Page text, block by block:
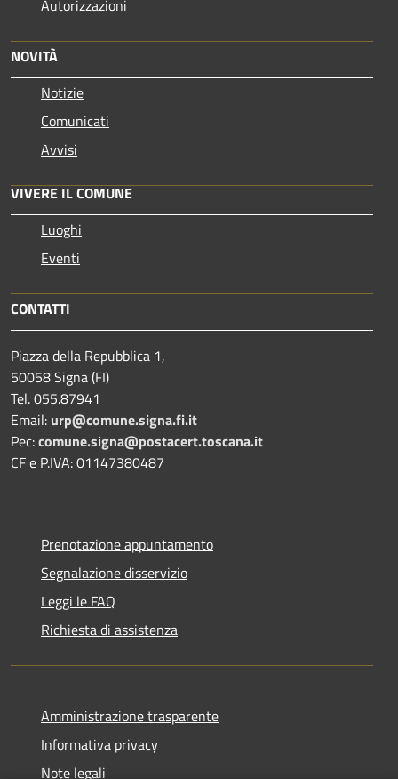
Autorizzazioni
NOVITÀ
Notizie
Comunicati
Avvisi
VIVERE IL COMUNE
Luoghi
Eventi
CONTATTI
Piazza della Repubblica 1,
50058 Signa (FI)
Tel. 055.87941
Email: urp@comune.signa.fi.it
Pec:comune.signa@postacert.toscana.it
CF e P.IVA: 01147380487
Prenotazione appuntamento
Segnalazione disservizio
Leggi le FAQ
Richiesta di assistenza
Amministrazione trasparente
Informativa privacy
Note legali